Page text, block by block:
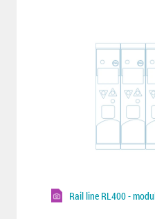
Rail line RL400 -